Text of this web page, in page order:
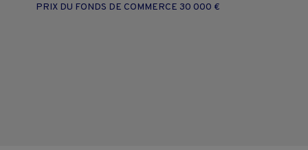
PRIX DU FONDS DE COMMERCE 30 000 €